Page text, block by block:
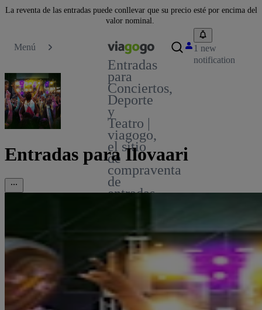
La reventa de las entradas puede conllevar que su precio esté por encima del
valor nominal.
Menú
Entradas
para
Conciertos,
Deporte
y
Teatro |
viagogo,
el sitio
de
compraventa
de
entradas
1 new
notification
Entradas para Ilovaari